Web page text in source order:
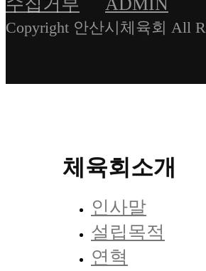
Copyright 안산시체육회 All
체육회소개
인사말
설립목적
연혁